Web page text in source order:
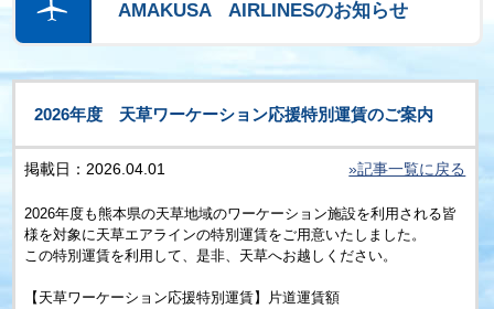
AMAKUSA AIRLINESのお知らせ
2026年度 天草ワーケーション応援特別運賃のご案内
掲載日：2026.04.01 »記事一覧に戻る
2026年度も熊本県の天草地域のワーケーション施設を利用される皆
様を対象に天草エアラインの特別運賃をご用意いたしました。
この特別運賃を利用して、是非、天草へお越しください。
【天草ワーケーション応援特別運賃】片道運賃額